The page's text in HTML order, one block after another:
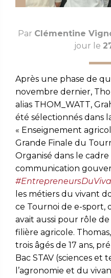
Par Clémentine
jour le
Après une phase de
novembre dernier,
alias THOM_WATT,
été sélectionnés dans
« Enseignement
Grande Finale du
Organisé dans le
communication
les métiers du vivant
ce Tournoi de e-sport,
avait aussi pour rôle
filière agricole.
trois âgés de 17 ans,
Bac STAV (sciences et
l’agronomie et du